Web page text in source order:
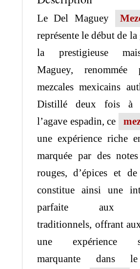
Le Del Maguey
représente le début de la
la prestigieuse
Maguey, renommée
mezcales mexicains
Distillé deux fois à
l’agave espadin, ce
une expérience riche
marquée par des
rouges, d’épices et
constitue ainsi une
parfaite aux
traditionnels, offrant
une expérience
marquante dans